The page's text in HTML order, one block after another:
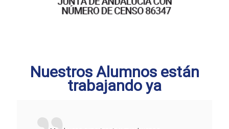
Nuestros Alumnos están
trabajando ya